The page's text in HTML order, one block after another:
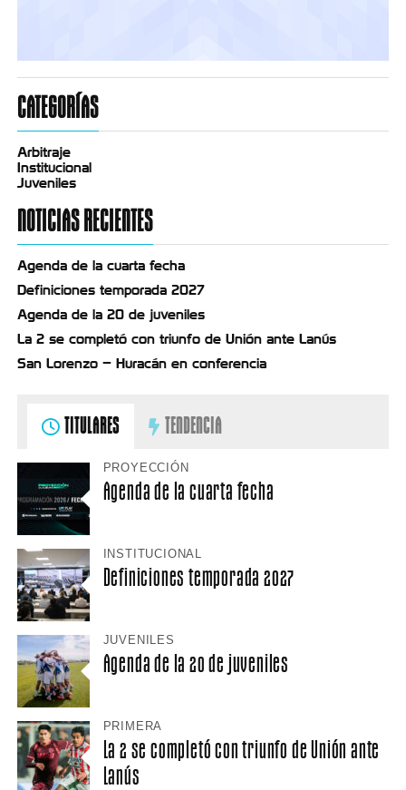
CATEGORÍAS
Arbitraje
Institucional
Juveniles
NOTICIAS RECIENTES
Agenda de la cuarta fecha
Definiciones temporada 2027
Agenda de la 20 de juveniles
La 2 se completó con triunfo de Unión ante Lanús
San Lorenzo – Huracán en conferencia
TITULARES TENDENCIA
PROYECCIÓN
Agenda de la cuarta fecha
INSTITUCIONAL
Definiciones temporada 2027
JUVENILES
Agenda de la 20 de juveniles
PRIMERA
La 2 se completó con triunfo de Unión ante
Lanús